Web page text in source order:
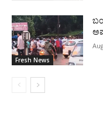
Fresh News